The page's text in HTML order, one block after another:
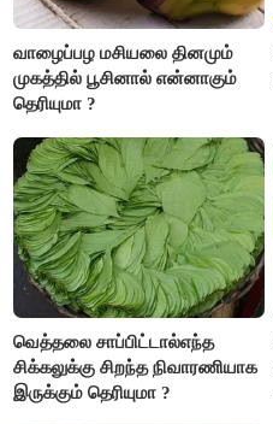
வாழைப்பழ மசியலை தினமும்
முகத்தில் பூசினால் என்னாகும்
தெரியுமா ?
வெத்தலை சாப்பிட்டால்எந்த
சிக்கலுக்கு சிறந்த நிவாரணியாக
இருக்கும் தெரியுமா ?